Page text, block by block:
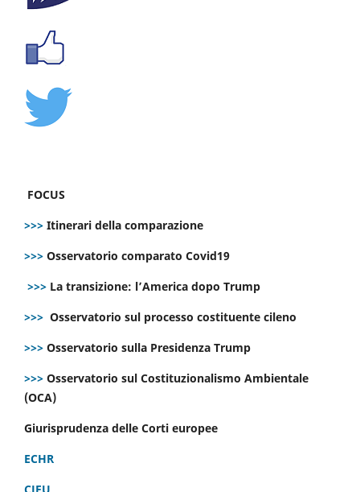
FOCUS
>>> Itinerari della comparazione
>>> Osservatorio comparato Covid19
>>> La transizione: l’America dopo Trump
>>> Osservatorio sul processo costituente cileno
>>> Osservatorio sulla Presidenza Trump
>>> Osservatorio sul Costituzionalismo Ambientale
(OCA)
Giurisprudenza delle Corti europee
ECHR